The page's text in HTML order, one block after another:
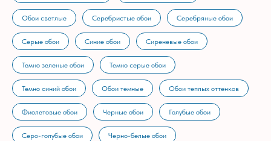
Обои светлые Серебристые обои Серебряные обои
Серые обои Синие обои Сиреневые обои
Темно зеленые обои Темно серые обои
Темно синий обои Обои темные Обои теплых оттенков
Фиолетовые обои Черные обои Голубые обои
Серо-голубые обои Черно-белые обои